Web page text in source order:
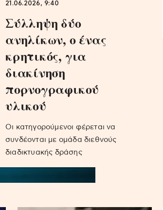
21.06.2026, 9:40
Σύλληψη δύο
ανηλίκων, ο ένας
κρητικός, για
διακίνηση
πορνογραφικού
υλικού
Οι κατηγορούμενοι φέρεται να
συνδέονται με ομάδα διεθνούς
διαδικτυακής δράσης